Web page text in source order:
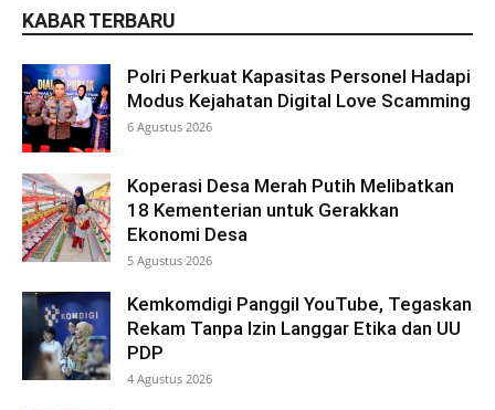
KABAR TERBARU
Polri Perkuat Kapasitas Personel Hadapi
Modus Kejahatan Digital Love Scamming
6 Agustus 2026
Koperasi Desa Merah Putih Melibatkan
18 Kementerian untuk Gerakkan
Ekonomi Desa
5 Agustus 2026
Kemkomdigi Panggil YouTube, Tegaskan
Rekam Tanpa Izin Langgar Etika dan UU
PDP
4 Agustus 2026